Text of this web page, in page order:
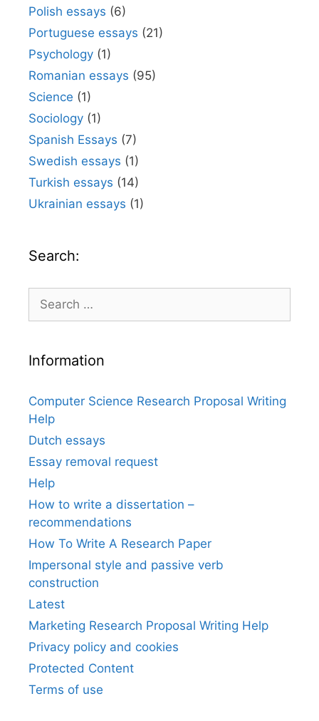
Polish essays (6)
Portuguese essays (21)
Psychology (1)
Romanian essays (95)
Science (1)
Sociology (1)
Spanish Essays (7)
Swedish essays (1)
Turkish essays (14)
Ukrainian essays (1)
Search:
for:
Information
Computer Science Research Proposal Writing
Help
Dutch essays
Essay removal request
Help
How to write a dissertation –
recommendations
How To Write A Research Paper
Impersonal style and passive verb
construction
Latest
Marketing Research Proposal Writing Help
Privacy policy and cookies
Protected Content
Terms of use